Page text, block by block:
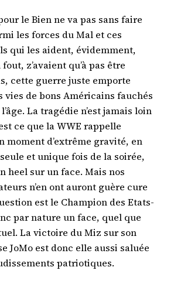
le Bien ne va pas sans faire
les forces du Mal et ces
qui les aident, évidemment,
z’avaient qu’à pas être
cette guerre juste emporte
vies de bons Américains fauchés
La tragédie n’est jamais loin
ce que la WWE rappelle
moment d’extrême gravité, en
et unique fois de la soirée,
heel sur un face. Mais nos
n’en ont auront guère cure
est le Champion des Etats-
par nature un face, quel que
La victoire du Miz sur son
JoMo est donc elle aussi saluée
patriotiques.